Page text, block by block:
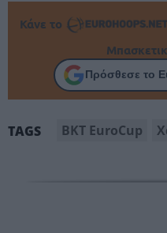
Κάνε το
Πρόσθεσε το
TAGS BKT EuroCup